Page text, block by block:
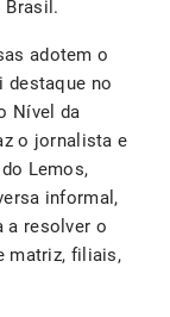
Brasil.
adotem o
destaque no
Nível da
o jornalista e
Lemos,
informal,
a resolver o
matriz, filiais,